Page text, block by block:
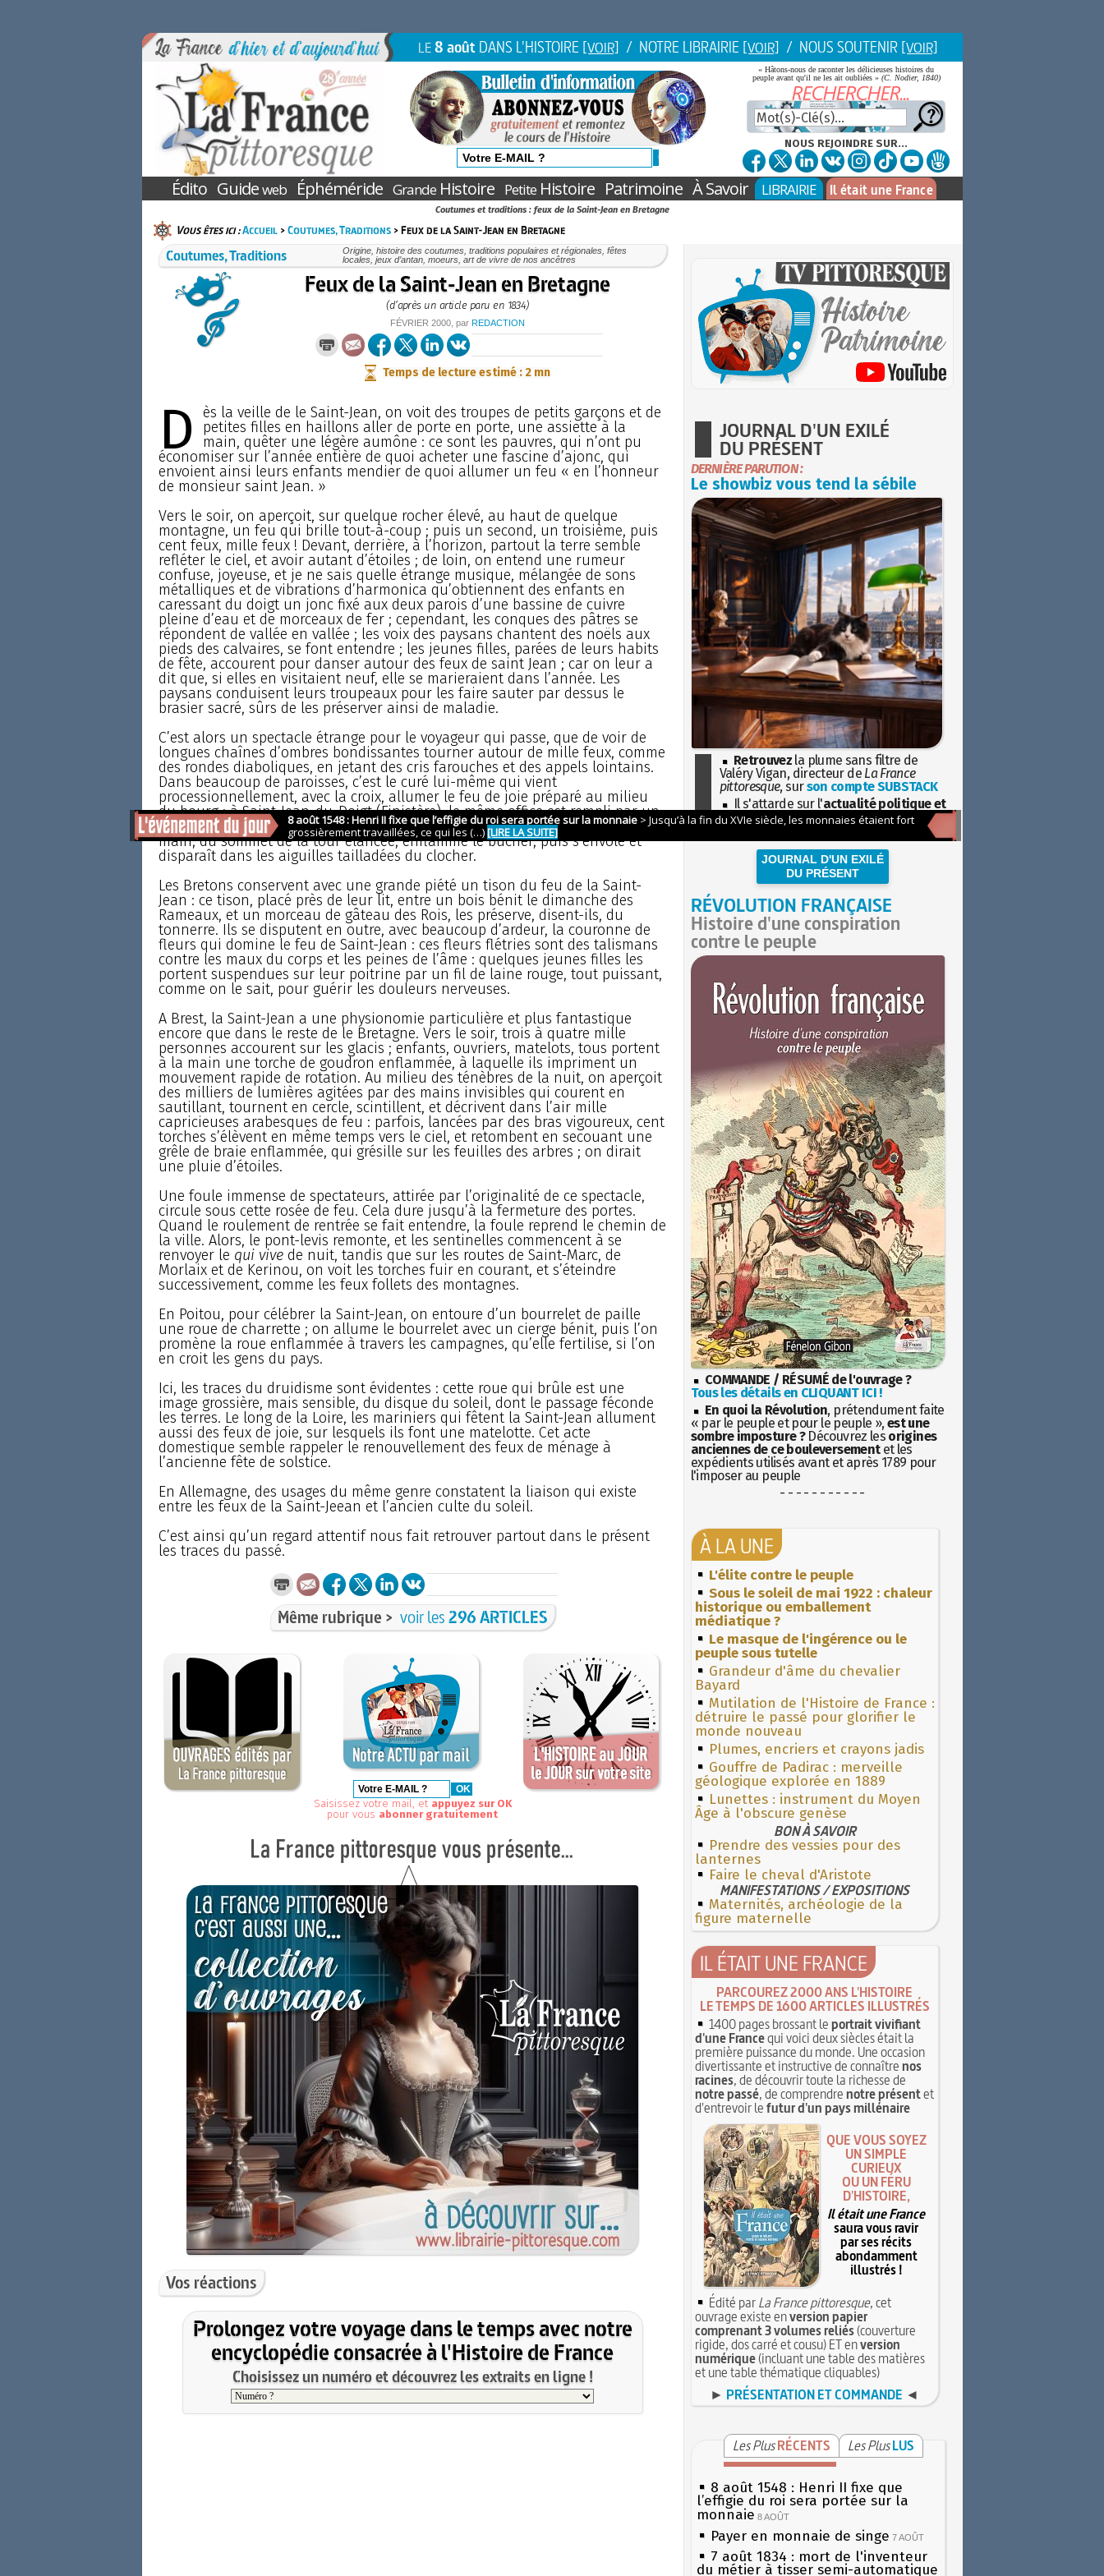
LE8 août DANS L'HISTOIRE [VOIR] / NOTRE LIBRAIRIE [VOIR] / NOUS SOUTENIR [VOIR]
« Hâtons-nous de raconter les délicieuses histoires du
peuple avant qu'il ne les ait oubliées » (C. Nodier, 1840)
NOUS REJOINDRE SUR...
Édito Guideweb Éphéméride GrandeHistoire PetiteHistoire Patrimoine À Savoir LIBRAIRIE Il était une France
Coutumes et traditions : feux de la Saint-Jean en Bretagne
Vous êtes ici :Accueil>Coutumes, Traditions> Feux de la Saint-Jean en Bretagne
Coutumes, Traditions
Origine, histoire des coutumes, traditions populaires et régionales, fêtes
locales, jeux d’antan, moeurs, art de vivre de nos ancêtres
Feux de la Saint-Jean en Bretagne
(d’après un article paru en 1834)
FÉVRIER 2000 , par REDACTION
Temps de lecture estimé : 2 mn
D
ès la veille de le Saint-Jean, on voit des troupes de petits garçons et de
petites filles en haillons aller de porte en porte, une assiette à la
main, quêter une légère aumône : ce sont les pauvres, qui n’ont pu
économiser sur l’année entière de quoi acheter une fascine d’ajonc, qui
envoient ainsi leurs enfants mendier de quoi allumer un feu « en l’honneur
de monsieur saint Jean. »
Vers le soir, on aperçoit, sur quelque rocher élevé, au haut de quelque
montagne, un feu qui brille tout-à-coup ; puis un second, un troisième, puis
cent feux, mille feux ! Devant, derrière, à l’horizon, partout la terre semble
refléter le ciel, et avoir autant d’étoiles ; de loin, on entend une rumeur
confuse, joyeuse, et je ne sais quelle étrange musique, mélangée de sons
métalliques et de vibrations d’harmonica qu’obtiennent des enfants en
caressant du doigt un jonc fixé aux deux parois d’une bassine de cuivre
pleine d’eau et de morceaux de fer ; cependant, les conques des pâtres se
répondent de vallée en vallée ; les voix des paysans chantent des noëls aux
pieds des calvaires, se font entendre ; les jeunes filles, parées de leurs habits
de fête, accourent pour danser autour des feux de saint Jean ; car on leur a
dit que, si elles en visitaient neuf, elle se marieraient dans l’année. Les
paysans conduisent leurs troupeaux pour les faire sauter par dessus le
brasier sacré, sûrs de les préserver ainsi de maladie.
C’est alors un spectacle étrange pour le voyageur qui passe, que de voir de
longues chaînes d’ombres bondissantes tourner autour de mille feux, comme
des rondes diaboliques, en jetant des cris farouches et des appels lointains.
Dans beaucoup de paroisses, c’est le curé lui-même qui vient
processionnellement, avec la croix, allumer le feu de joie préparé au milieu
du bourg ; à Saint-Jean-du-Doigt (Finistère), le même office est rempli par un
ange qui, au moyen d’un mécanisme fort simple, descend, un flambeau à la
main, du sommet de la tour élancée, enflamme le bûcher, puis s’envole et
disparaît dans les aiguilles tailladées du clocher.
Les Bretons conservent avec une grande piété un tison du feu de la Saint-
Jean : ce tison, placé près de leur lit, entre un bois bénit le dimanche des
Rameaux, et un morceau de gâteau des Rois, les préserve, disent-ils, du
tonnerre. Ils se disputent en outre, avec beaucoup d’ardeur, la couronne de
fleurs qui domine le feu de Saint-Jean : ces fleurs flétries sont des talismans
contre les maux du corps et les peines de l’âme : quelques jeunes filles les
portent suspendues sur leur poitrine par un fil de laine rouge, tout puissant,
comme on le sait, pour guérir les douleurs nerveuses.
A Brest, la Saint-Jean a une physionomie particulière et plus fantastique
encore que dans le reste de le Bretagne. Vers le soir, trois à quatre mille
personnes accourent sur les glacis ; enfants, ouvriers, matelots, tous portent
à la main une torche de goudron enflammée, à laquelle ils impriment un
mouvement rapide de rotation. Au milieu des ténèbres de la nuit, on aperçoit
des milliers de lumières agitées par des mains invisibles qui courent en
sautillant, tournent en cercle, scintillent, et décrivent dans l’air mille
capricieuses arabesques de feu : parfois, lancées par des bras vigoureux, cent
torches s’élèvent en même temps vers le ciel, et retombent en secouant une
grêle de braie enflammée, qui grésille sur les feuilles des arbres ; on dirait
une pluie d’étoiles.
Une foule immense de spectateurs, attirée par l’originalité de ce spectacle,
circule sous cette rosée de feu. Cela dure jusqu’à la fermeture des portes.
Quand le roulement de rentrée se fait entendre, la foule reprend le chemin de
la ville. Alors, le pont-levis remonte, et les sentinelles commencent à se
renvoyer le qui vivede nuit, tandis que sur les routes de Saint-Marc, de
Morlaix et de Kerinou, on voit les torches fuir en courant, et s’éteindre
successivement, comme les feux follets des montagnes.
En Poitou, pour célébrer la Saint-Jean, on entoure d’un bourrelet de paille
une roue de charrette ; on allume le bourrelet avec un cierge bénit, puis l’on
promène la roue enflammée à travers les campagnes, qu’elle fertilise, si l’on
en croit les gens du pays.
Ici, les traces du druidisme sont évidentes : cette roue qui brûle est une
image grossière, mais sensible, du disque du soleil, dont le passage féconde
les terres. Le long de la Loire, les mariniers qui fêtent la Saint-Jean allument
aussi des feux de joie, sur lesquels ils font une matelotte. Cet acte
domestique semble rappeler le renouvellement des feux de ménage à
l’ancienne fête de solstice.
En Allemagne, des usages du même genre constatent la liaison qui existe
entre les feux de la Saint-Jeean et l’ancien culte du soleil.
C’est ainsi qu’un regard attentif nous fait retrouver partout dans le présent
les traces du passé.
Même rubrique > voir les296 ARTICLES
Saisissez votre mail, et appuyez sur OK
pour vous abonner gratuitement
Vos réactions
Prolongez votre voyage dans le temps avec notre
encyclopédie consacrée à l'Histoire de France
Choisissez un numéro et découvrez les extraits en ligne !
JOURNAL D'UN EXILÉ
DU PRÉSENT
DERNIÈRE PARUTION :
Le showbiz vous tend la sébile
Retrouvez la plume sans filtre de
Valéry Vigan, directeur de La France
pittoresque, surson compte SUBSTACK
Il s'attarde sur l'actualité politique et
sociétaleavec la hauteur de vue de
JOURNAL D'UN EXILÉ
DU PRÉSENT
RÉVOLUTION FRANÇAISE
Histoire d'une conspiration
contre le peuple
COMMANDE / RÉSUMÉ de l'ouvrage ?
Tous les détails en CLIQUANT ICI !
En quoi la Révolution, prétendument faite
« par le peuple et pour le peuple », est une
sombre imposture ?Découvrez les origines
anciennes de ce bouleversementet les
expédients utilisés avant et après 1789 pour
l'imposer au peuple
- - - - - - - - - - -
À LA UNE
L'élite contre le peuple
Sous le soleil de mai 1922 : chaleur
historique ou emballement
médiatique ?
Le masque de l'ingérence ou le
peuple sous tutelle
Grandeur d'âme du chevalier
Bayard
Mutilation de l'Histoire de France :
détruire le passé pour glorifier le
monde nouveau
Plumes, encriers et crayons jadis
Gouffre de Padirac : merveille
géologique explorée en 1889
Lunettes : instrument du Moyen
Âge à l'obscure genèse
BON À SAVOIR
Prendre des vessies pour des
lanternes
Faire le cheval d'Aristote
MANIFESTATIONS / EXPOSITIONS
Maternités, archéologie de la
figure maternelle
IL ÉTAIT UNE FRANCE
PARCOUREZ 2000 ANS L'HISTOIRE
LE TEMPS DE 1600 ARTICLES ILLUSTRÉS
1400 pages brossant leportrait vivifiant
d'une Francequi voici deux siècles était la
première puissance du monde. Une occasion
divertissante et instructive de connaîtrenos
racines, de découvrir toute la richesse de
notre passé, de comprendrenotre présentet
d'entrevoir lefutur d'un pays millénaire
QUE VOUS SOYEZ
UN SIMPLE
CURIEUX
OU UN FÉRU
D'HISTOIRE,
Il était une France
saura vous ravir
par ses récits
abondamment
illustrés !
Édité parLa France pittoresque, cet
ouvrage existe enversion papier
comprenant 3 volumes reliés(couverture
rigide, dos carré et cousu) ET enversion
numérique(incluant une table des matières
et une table thématique cliquables)
► PRÉSENTATION ET COMMANDE ◄
Les Plus RÉCENTS Les Plus LUS
8 août 1548 : Henri II fixe que
l’effigie du roi sera portée sur la
monnaie 8 AOÛT
Payer en monnaie de singe 7 AOÛT
7 août 1834 : mort de l'inventeur
du métier à tisser semi-automatique